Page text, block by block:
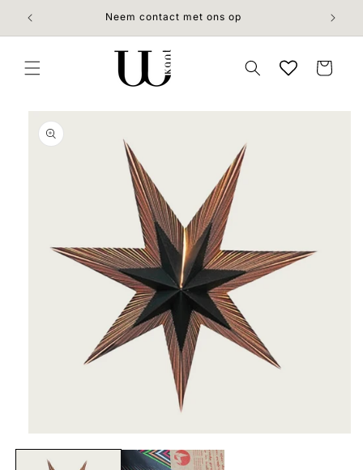
naar de
content
Neem contact met ons op
Winkelwagen
direct naar
1
openen